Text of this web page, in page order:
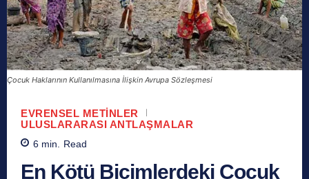
Çocuk Haklarının Kullanılmasına İlişkin Avrupa Sözleşmesi
EVRENSEL METINLER
ULUSLARARASI ANTLAŞMALAR
6 min. Read
En Kötü Biçimlerdeki Çocuk